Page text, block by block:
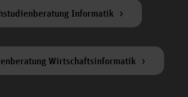
Informatik
Wirtschaftsinformatik